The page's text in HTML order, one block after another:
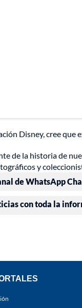
Disney, cree que
de la historia de
y
de WhatsApp
con toda la